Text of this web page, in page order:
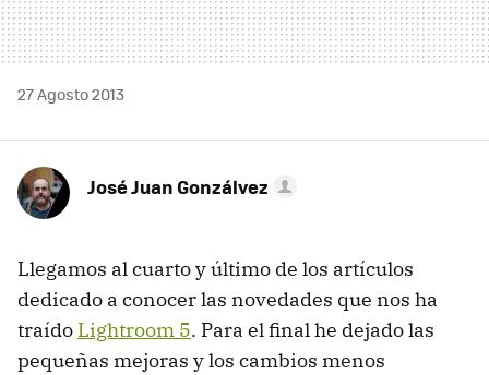
27 Agosto 2013
José Juan Gonzálvez
Llegamos al cuarto y último de los artículos
dedicado a conocer las novedades que nos ha
traído Lightroom 5. Para el final he dejado las
pequeñas mejoras y los cambios menos